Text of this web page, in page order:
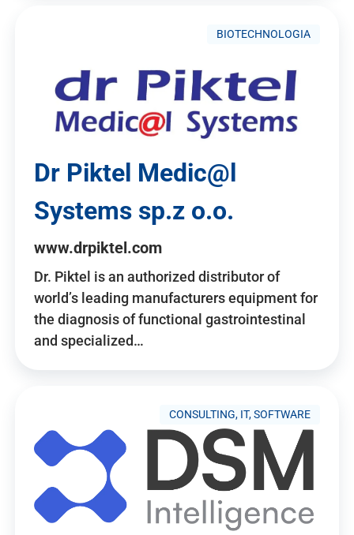
BIOTECHNOLOGIA
Dr Piktel Medic@l
Systems sp.z o.o.
www.drpiktel.com
Dr. Piktel is an authorized distributor of
world’s leading manufacturers equipment for
the diagnosis of functional gastrointestinal
and specialized…
CONSULTING, IT, SOFTWARE